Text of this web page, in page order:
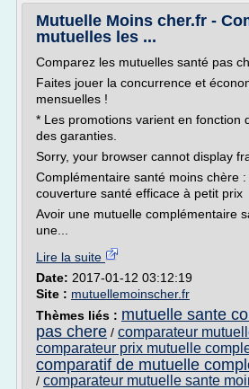
Mutuelle Moins cher.fr -
mutuelles les ...
Comparez les mutuelles santé pas
Faites jouer la concurrence et
mensuelles !
* Les promotions varient en fonction
des garanties.
Sorry, your browser cannot display
Complémentaire santé moins chère
couverture santé efficace à petit prix
Avoir une mutuelle complémentaire
une...
Lire la suite
Date: 2017-01-12 03:12:19
Site : mutuellemoinscher.fr
Thèmes liés : mutuelle sante
pas chere / comparateur
comparateur prix mutuelle
comparatif de mutuelle
/ comparateur mutuelle sante